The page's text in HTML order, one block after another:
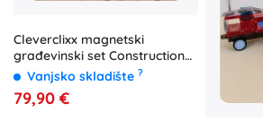
Cleverclixx magnetski
građevinski set Construction
Builder Pack Intense (48 kom)
Vanjsko skladište ?
79,90 €